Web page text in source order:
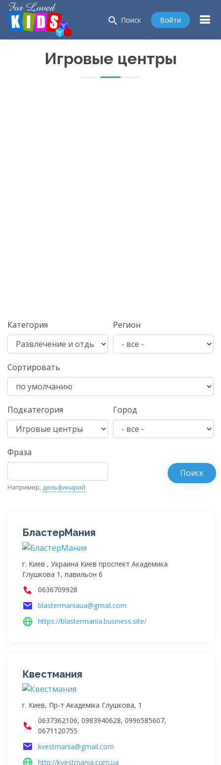
search Поиск Войти
Игровые центры
Категория Регион
Сортировать
Подкатегория Город
Фраза
Например, дельфинарий
БластерМания
г. Киев , Украина Киев проспект Академика
Глушкова 1, павильон 6
0636709928
blastermaniaua@gmail.com
https://blastermania.business.site/
Квестмания
г. Киев, Пр-т Академіка Глушкова, 1
0637362106, 0983940628, 0996585607,
0671120755
kvestmania@gmail.com
http://kvestmania.com.ua